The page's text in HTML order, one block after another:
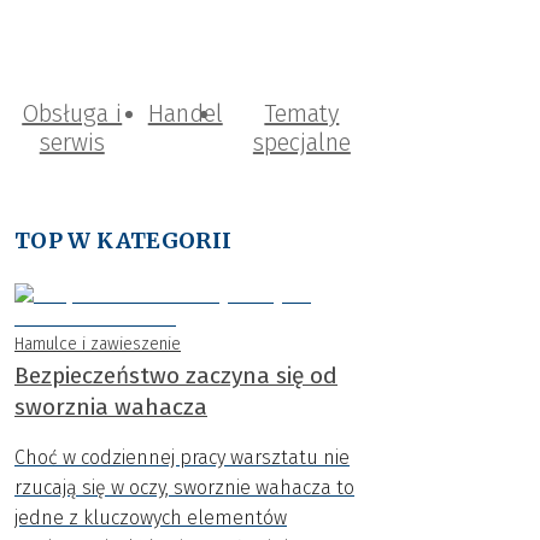
Obsługa i
serwis
Handel
Tematy
specjalne
TOP W KATEGORII
Hamulce i zawieszenie
Bezpieczeństwo zaczyna się od
sworznia wahacza
Choć w codziennej pracy warsztatu nie
rzucają się w oczy, sworznie wahacza to
jedne z kluczowych elementów